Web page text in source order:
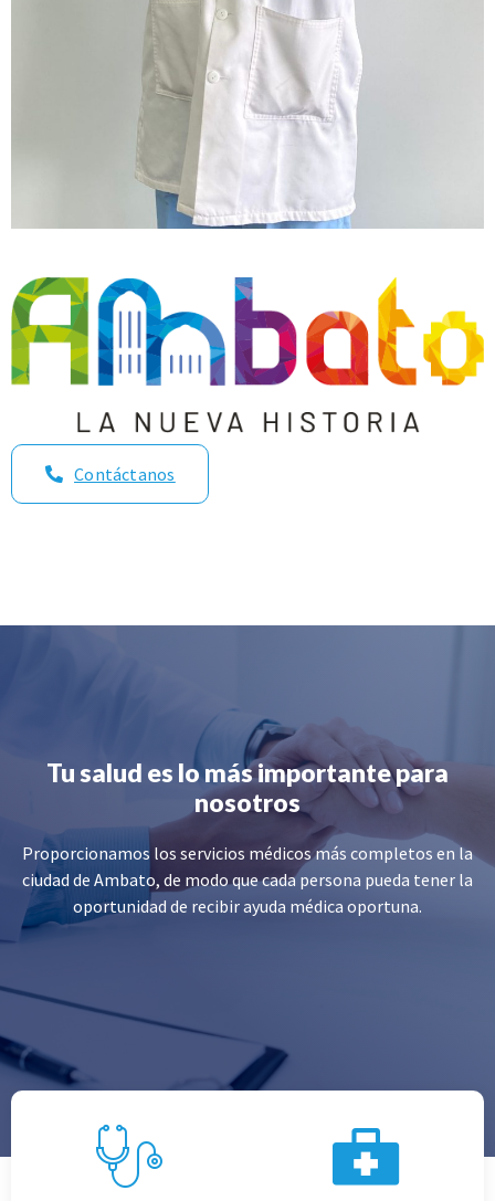
Contáctanos
Tu salud es lo más importante para
nosotros
Proporcionamos los servicios médicos más completos en la
ciudad de Ambato, de modo que cada persona pueda tener la
oportunidad de recibir ayuda médica oportuna.